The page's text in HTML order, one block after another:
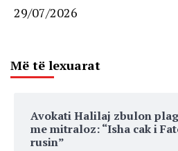
29/07/2026
Më të lexuarat
Avokati Halilaj zbulon
me mitraloz: “Isha cak i
rusin”